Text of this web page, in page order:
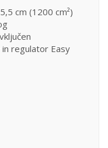
cm (1200 cm²)
regulator Easy